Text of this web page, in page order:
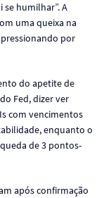
humilhar”. A
uma queixa na
por
do apetite de
Fed, dizer ver
com vencimentos
enquanto o
de 3 pontos-
após confirmação